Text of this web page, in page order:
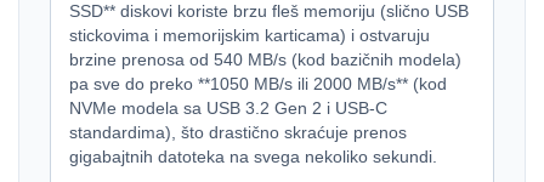
SSD** diskovi koriste brzu fleš memoriju (slično USB
stickovima i memorijskim karticama) i ostvaruju
brzine prenosa od 540 MB/s (kod bazičnih modela)
pa sve do preko **1050 MB/s ili 2000 MB/s** (kod
NVMe modela sa USB 3.2 Gen 2 i USB-C
standardima), što drastično skraćuje prenos
gigabajtnih datoteka na svega nekoliko sekundi.